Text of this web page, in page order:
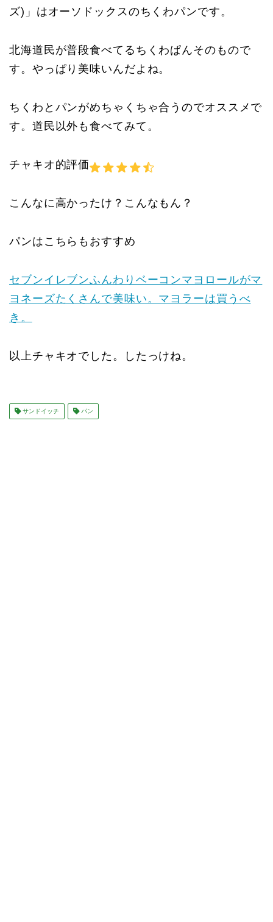
ズ)」はオーソドックスのちくわパンです。
北海道民が普段食べてるちくわぱんそのもので
す。やっぱり美味いんだよね。
ちくわとパンがめちゃくちゃ合うのでオススメで
す。道民以外も食べてみて。
チャキオ的評価
こんなに高かったけ？こんなもん？
パンはこちらもおすすめ
セブンイレブンふんわりベーコンマヨロールがマ
ヨネーズたくさんで美味い。マヨラーは買うべ
き。
以上チャキオでした。したっけね。
サンドイッチ パン